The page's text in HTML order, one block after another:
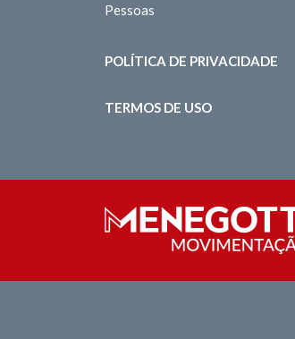
Pessoas
POLÍTICA DE PRIVACIDADE
TERMOS DE USO